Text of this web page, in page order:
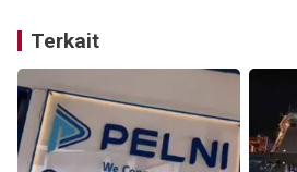
Terkait